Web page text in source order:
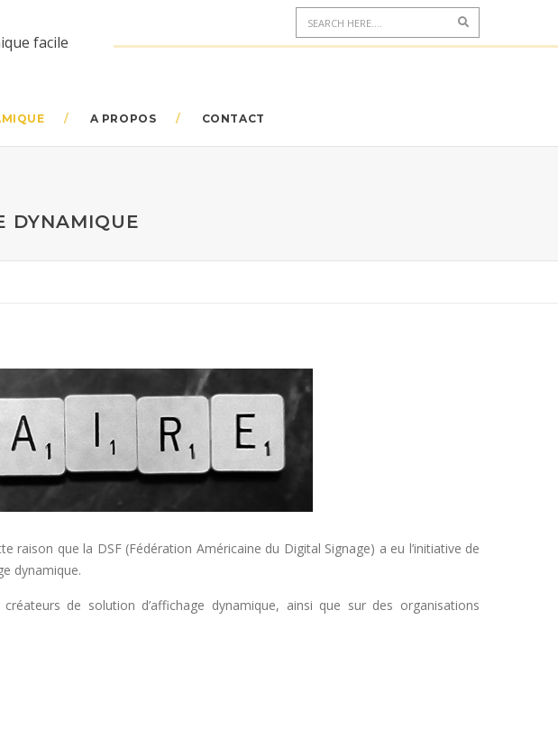
facile
A PROPOS CONTACT
DYNAMIQUE
raison que la DSF (Fédération Américaine du Digital Signage) a eu l’initiative de
dynamique.
de solution d’affichage dynamique, ainsi que sur des organisations